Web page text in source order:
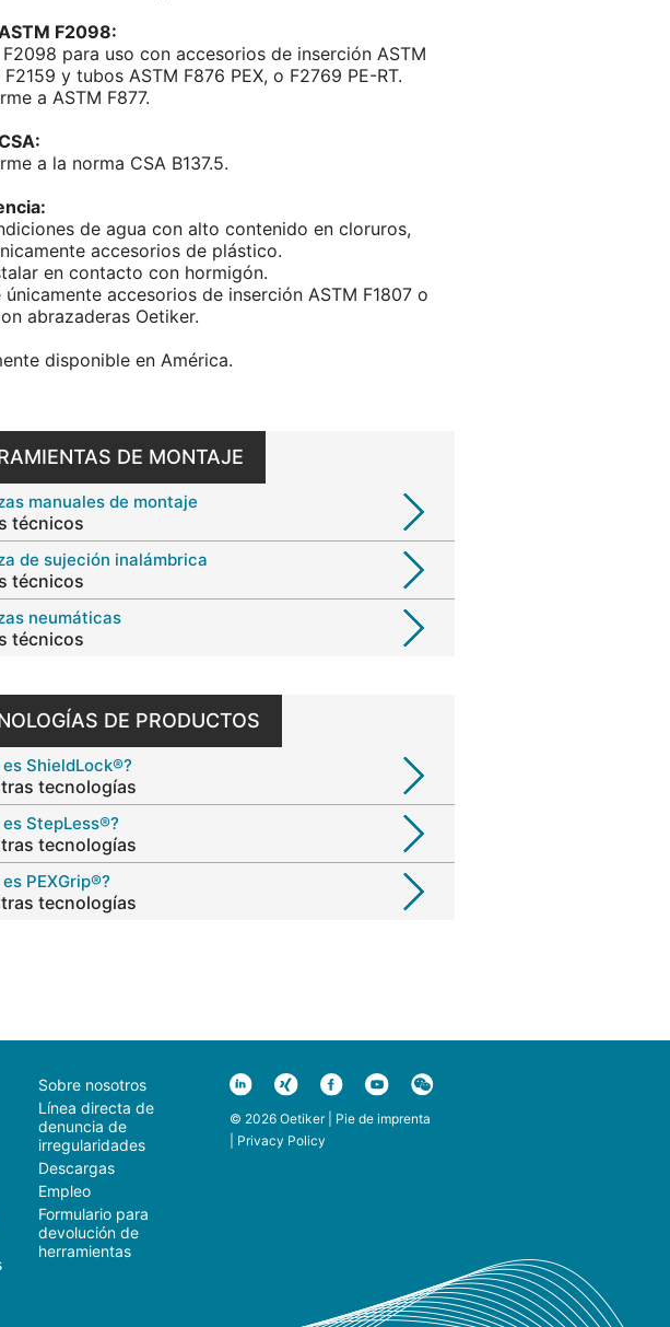
F2098:
F2098 para uso con accesorios de inserción ASTM
F2159 y tubos ASTM F876 PEX, o F2769 PE-RT.
a ASTM F877.
a la norma CSA B137.5.
de agua con alto contenido en cloruros,
accesorios de plástico.
en contacto con hormigón.
únicamente accesorios de inserción ASTM F1807 o
abrazaderas Oetiker.
disponible en América.
DE MONTAJE
manuales de montaje
técnicos
de sujeción inalámbrica
técnicos
neumáticas
técnicos
DE PRODUCTOS
es ShieldLock®?
tecnologías
es StepLess®?
tecnologías
PEXGrip®?
tecnologías
Sobre nosotros
Línea directa de
denuncia de
irregularidades
Descargas
Empleo
Formulario para
devolución de
herramientas
© 2026 Oetiker | Pie de imprenta
Privacy Policy